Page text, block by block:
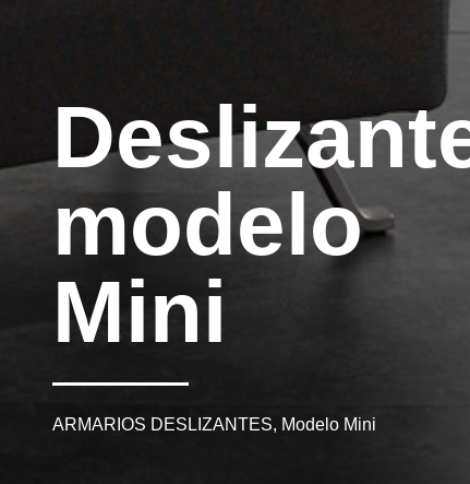
modelo
Mini
ARMARIOS DESLIZANTES, Modelo Mini